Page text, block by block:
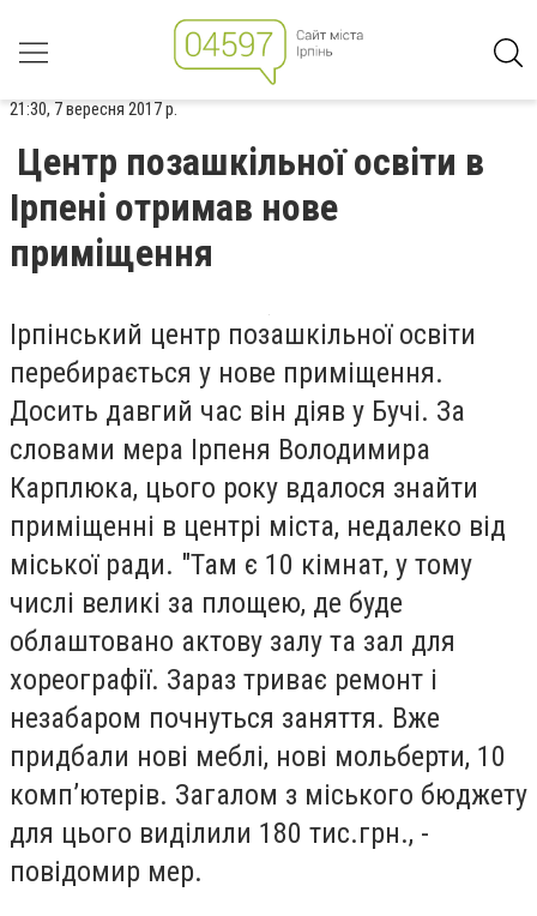
21:30, 7 вересня 2017 р.
Центр позашкільної освіти в
Ірпені отримав нове
приміщення
Ірпінський центр позашкільної освіти
перебирається у нове приміщення.
Досить давгий час він діяв у Бучі. За
словами мера Ірпеня Володимира
Карплюка, цього року вдалося знайти
приміщенні в центрі міста, недалеко від
міської ради. "Там є 10 кімнат, у тому
числі великі за площею, де буде
облаштовано актову залу та зал для
хореографії. Зараз триває ремонт і
незабаром почнуться заняття. Вже
придбали нові меблі, нові мольберти, 10
комп’ютерів. Загалом з міського бюджету
для цього виділили 180 тис.грн., -
повідомир мер.